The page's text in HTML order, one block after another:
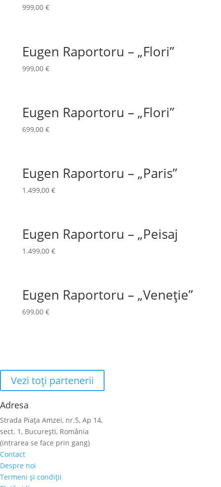
999,00 €
Eugen Raportoru – „Flori”
999,00 €
Eugen Raportoru – „Flori”
699,00 €
Eugen Raportoru – „Paris”
1.499,00 €
Eugen Raportoru – „Peisaj
1.499,00 €
Eugen Raportoru – „Veneție”
699,00 €
Vezi toţi partenerii
Adresa
Strada Piaţa Amzei, nr.5, Ap 14,
sect. 1, Bucureşti, România
(intrarea se face prin gang)
Contact
Despre noi
Termeni şi condiţii